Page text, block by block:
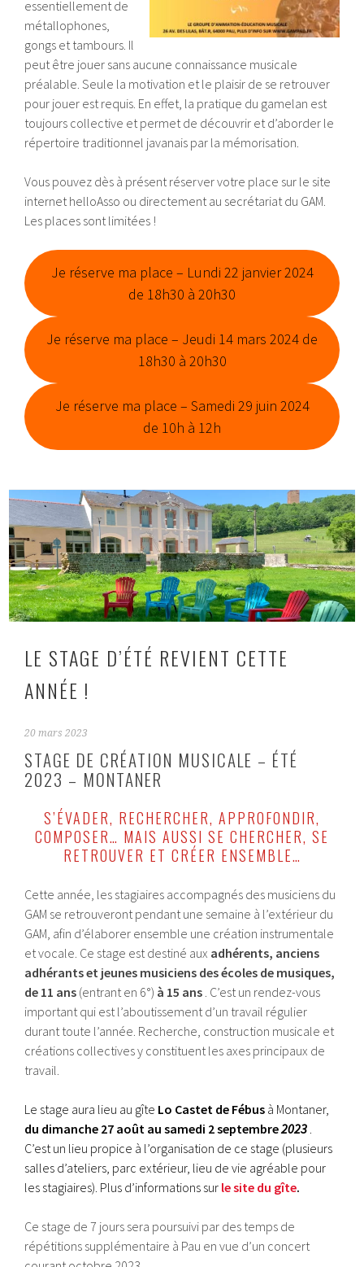
essentiellement de
métallophones,
gongs et tambours. Il
peut être jouer sans aucune connaissance musicale
préalable. Seule la motivation et le plaisir de se retrouver
pour jouer est requis. En effet, la pratique du gamelan est
toujours collective et permet de découvrir et d’aborder le
répertoire traditionnel javanais par la mémorisation.
Vous pouvez dès à présent réserver votre place sur le site
internet helloAsso ou directement au secrétariat du GAM.
Les places sont limitées !
Je réserve ma place – Lundi 22 janvier 2024
de 18h30 à 20h30
Je réserve ma place – Jeudi 14 mars 2024 de
18h30 à 20h30
Je réserve ma place – Samedi 29 juin 2024
de 10h à 12h
LE STAGE D’ÉTÉ REVIENT CETTE
ANNÉE !
20 mars 2023
STAGE DE CRÉATION MUSICALE – ÉTÉ
2023 – MONTANER
S’ÉVADER, RECHERCHER, APPROFONDIR,
COMPOSER… MAIS AUSSI SE CHERCHER, SE
RETROUVER ET CRÉER ENSEMBLE…
Cette année, les stagiaires accompagnés des musiciens du
GAM se retrouveront pendant une semaine à l’extérieur du
GAM, afin d’élaborer ensemble une création instrumentale
et vocale. Ce stage est destiné aux adhérents, anciens
adhérants et jeunes musiciens des écoles de musiques,
de 11 ans (entrant en 6°) à 15 ans . C’est un rendez-vous
important qui est l’aboutissement d’un travail régulier
durant toute l’année. Recherche, construction musicale et
créations collectives y constituent les axes principaux de
travail.
Le stage aura lieu au gîte Lo Castet de Fébus à Montaner,
du dimanche 27 août au samedi 2 septembre2023 .
C’est un lieu propice à l’organisation de ce stage (plusieurs
salles d’ateliers, parc extérieur, lieu de vie agréable pour
les stagiaires). Plus d’informations sur le site du gîte.
Ce stage de 7 jours sera poursuivi par des temps de
répétitions supplémentaire à Pau en vue d’un concert